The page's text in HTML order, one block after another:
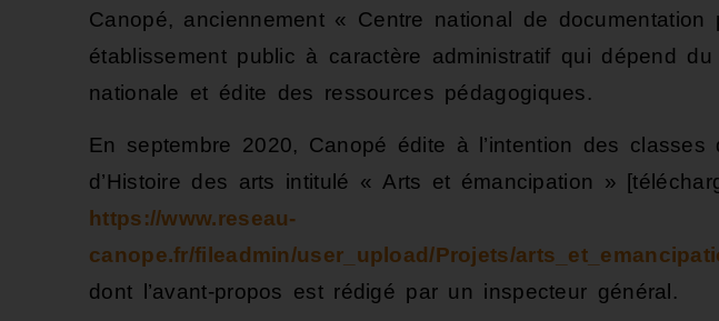
Canopé, anciennement « Centre national de
établissement public à caractère administratif qui dépend du
nationale et édite des ressources pédagogiques.
En septembre 2020, Canopé édite à l’intention des classes
d’Histoire des arts intitulé « Arts et émancipation »
https://www.reseau-
canope.fr/fileadmin/user_upload/Projets/
dont l’avant-propos est rédigé par un inspecteur général.